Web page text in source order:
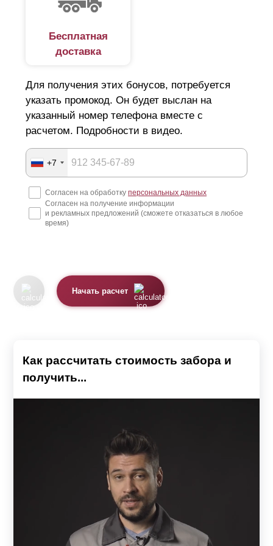
Бесплатная
доставка
Для получения этих бонусов, потребуется
указать промокод. Он будет выслан на
указанный номер телефона вместе с
расчетом. Подробности в видео.
+7
Согласен на обработку персональных данных
Согласен на получение информации
и рекламных предложений (сможете отказаться в любое
время)
Начать расчет
Как рассчитать стоимость забора и
получить...